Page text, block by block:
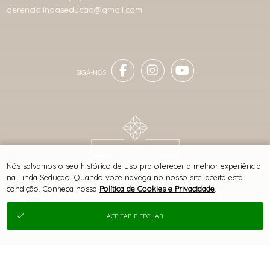
SITE 100% SEGURO PLATAFORMA B2B
gerencialindaseducao@gmail.com
® TODOS DIREITOS RESERVADOS
Nós salvamos o seu histórico de uso pra oferecer a melhor experiência
na Linda Sedução. Quando você navega no nosso site, aceita esta
condição. Conheça nossa Política de Cookies e Privacidade
ACEITAR E FECHAR